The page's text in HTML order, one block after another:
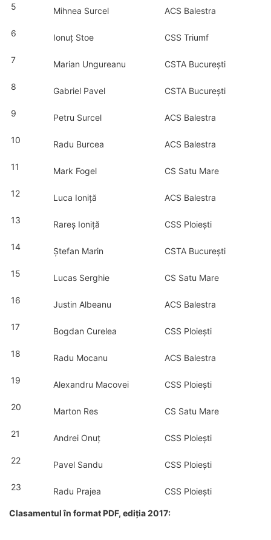
5 Mihnea Surcel ACS Balestra
6 Ionuț Stoe CSS Triumf
7 Marian Ungureanu CSTA București
8 Gabriel Pavel CSTA București
9 Petru Surcel ACS Balestra
10 Radu Burcea ACS Balestra
11 Mark Fogel CS Satu Mare
12 Luca Ioniță ACS Balestra
13 Rareș Ioniță CSS Ploiești
14 Ștefan Marin CSTA București
15 Lucas Serghie CS Satu Mare
16 Justin Albeanu ACS Balestra
17 Bogdan Curelea CSS Ploiești
18 Radu Mocanu ACS Balestra
19 Alexandru Macovei CSS Ploiești
20 Marton Res CS Satu Mare
21 Andrei Onuț CSS Ploiești
22 Pavel Sandu CSS Ploiești
23 Radu Prajea CSS Ploiești
Clasamentul în format PDF, ediția 2017: